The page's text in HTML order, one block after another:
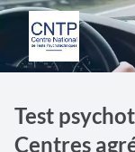
Test
Centres